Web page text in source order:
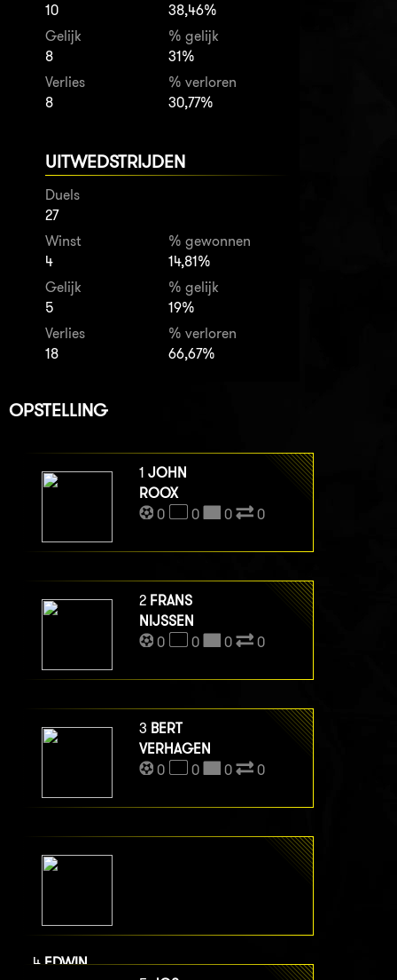
10
38,46%
Gelijk
8
% gelijk
31%
Verlies
8
% verloren
30,77%
UITWEDSTRIJDEN
Duels
27
Winst
4
% gewonnen
14,81%
Gelijk
5
% gelijk
19%
Verlies
18
% verloren
66,67%
OPSTELLING
1 JOHN
ROOX
0
0 0 0
2 FRANS
NIJSSEN
0
0 0 0
3 BERT
VERHAGEN
0
0 0 0
4 EDWIN